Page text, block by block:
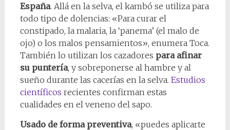
España. Allá en la selva, el kambó se utiliza para
todo tipo de dolencias: «Para curar el
constipado, la malaria, la ‘panema’ (el malo de
ojo) o los malos pensamientos», enumera Toca.
También lo utilizan los cazadores para afinar
su puntería, y sobreponerse al hambre y al
sueño durante las cacerías en la selva. Estudios
científicos recientes confirman estas
cualidades en el veneno del sapo.
Usado de forma preventiva, «puedes aplicarte